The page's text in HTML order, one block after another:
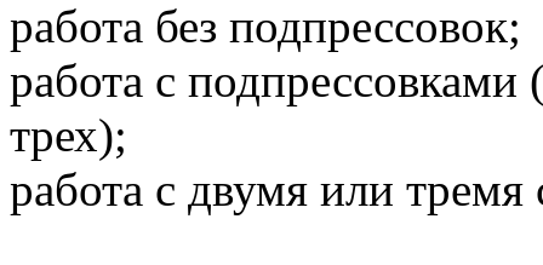
работа без подпрессовок;
работа с
трех);
работа с двумя или